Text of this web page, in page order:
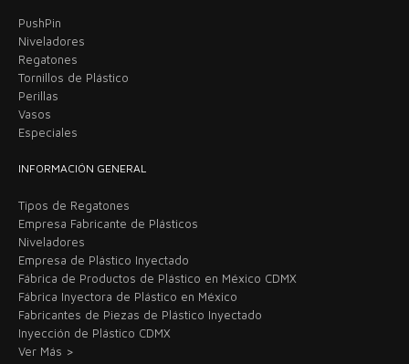
PushPin
Niveladores
Regatones
Tornillos de Plástico
Perillas
Vasos
Especiales
INFORMACIÓN GENERAL
Tipos de Regatones
Empresa Fabricante de Plásticos
Niveladores
Empresa de Plástico Inyectado
Fábrica de Productos de Plástico en México CDMX
Fábrica Inyectora de Plástico en México
Fabricantes de Piezas de Plástico Inyectado
Inyección de Plástico CDMX
Ver Más >